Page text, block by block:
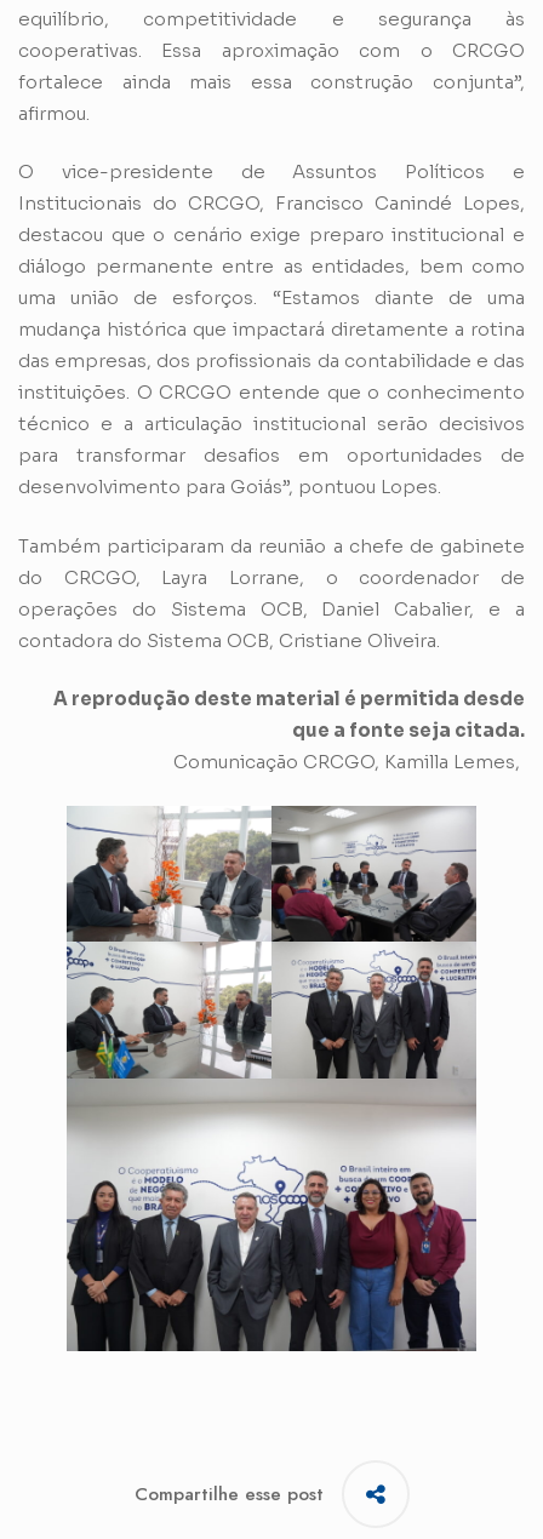
equilíbrio, competitividade e segurança às
cooperativas. Essa aproximação com o CRCGO
fortalece ainda mais essa construção conjunta”,
afirmou.
O vice-presidente de Assuntos Políticos e
Institucionais do CRCGO, Francisco Canindé Lopes,
destacou que o cenário exige preparo institucional e
diálogo permanente entre as entidades, bem como
uma união de esforços. “Estamos diante de uma
mudança histórica que impactará diretamente a rotina
das empresas, dos profissionais da contabilidade e das
instituições. O CRCGO entende que o conhecimento
técnico e a articulação institucional serão decisivos
para transformar desafios em oportunidades de
desenvolvimento para Goiás”, pontuou Lopes.
Também participaram da reunião a chefe de gabinete
do CRCGO, Layra Lorrane, o coordenador de
operações do Sistema OCB, Daniel Cabalier, e a
contadora do Sistema OCB, Cristiane Oliveira.
A reprodução deste material é permitida desde
que a fonte seja citada.
Comunicação CRCGO, Kamilla Lemes,
Compartilhe esse post